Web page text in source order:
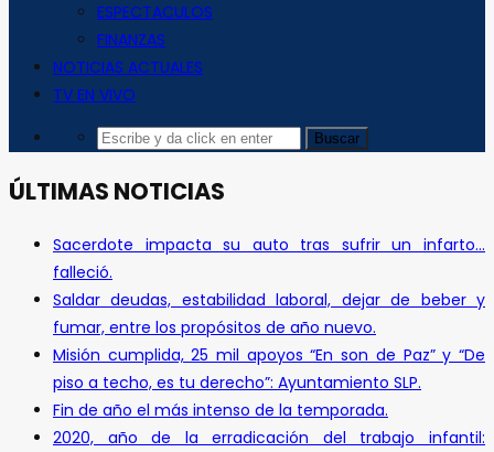
ESPECTACULOS
FINANZAS
NOTICIAS ACTUALES
TV EN VIVO
ÚLTIMAS NOTICIAS
Sacerdote impacta su auto tras sufrir un infarto…
falleció.
Saldar deudas, estabilidad laboral, dejar de beber y
fumar, entre los propósitos de año nuevo.
Misión cumplida, 25 mil apoyos “En son de Paz” y “De
piso a techo, es tu derecho”: Ayuntamiento SLP.
Fin de año el más intenso de la temporada.
2020, año de la erradicación del trabajo infantil: